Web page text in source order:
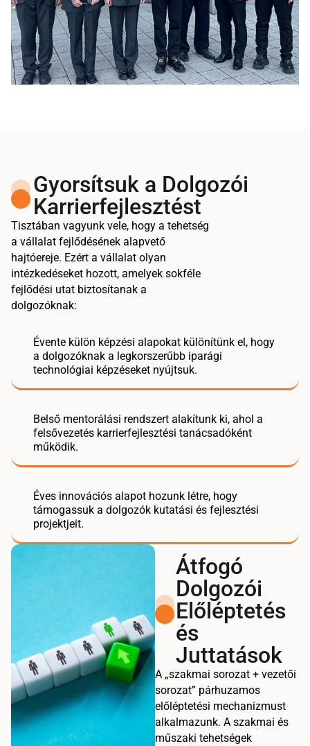
Gyorsítsuk a Dolgozói
Karrierfejlesztést
Tisztában vagyunk vele, hogy a tehetség
a vállalat fejlődésének alapvető
hajtóereje. Ezért a vállalat olyan
intézkedéseket hozott, amelyek sokféle
fejlődési utat biztosítanak a
dolgozóknak:
Évente külön képzési alapokat különítünk el, hogy
a dolgozóknak a legkorszerűbb iparági
technológiai képzéseket nyújtsuk.
Belső mentorálási rendszert alakítunk ki, ahol a
felsővezetés karrierfejlesztési tanácsadóként
működik.
Éves innovációs alapot hozunk létre, hogy
támogassuk a dolgozók kutatási és fejlesztési
projektjeit.
Átfogó
Dolgozói
Előléptetés
és
Juttatások
A „szakmai sorozat + vezetői
sorozat” párhuzamos
előléptetési mechanizmust
alkalmazunk. A szakmai és
műszaki tehetségek